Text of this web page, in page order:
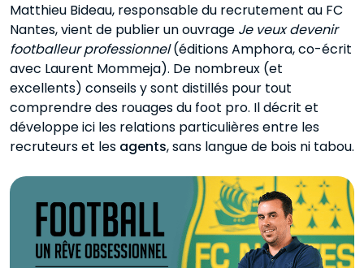
Matthieu Bideau, responsable du recrutement au FC
Nantes, vient de publier un ouvrage Je veux devenir
footballeur professionnel(éditions Amphora, co-écrit
avec Laurent Mommeja). De nombreux (et
excellents) conseils y sont distillés pour tout
comprendre des rouages du foot pro. Il décrit et
développe ici les relations particulières entre les
recruteurs et les agents, sans langue de bois ni tabou.